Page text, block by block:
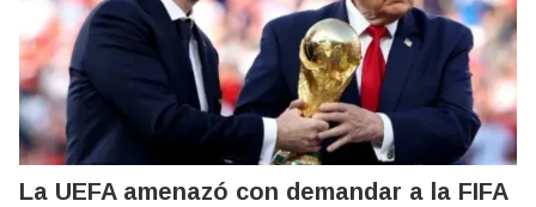
La UEFA amenazó con demandar a la FIFA